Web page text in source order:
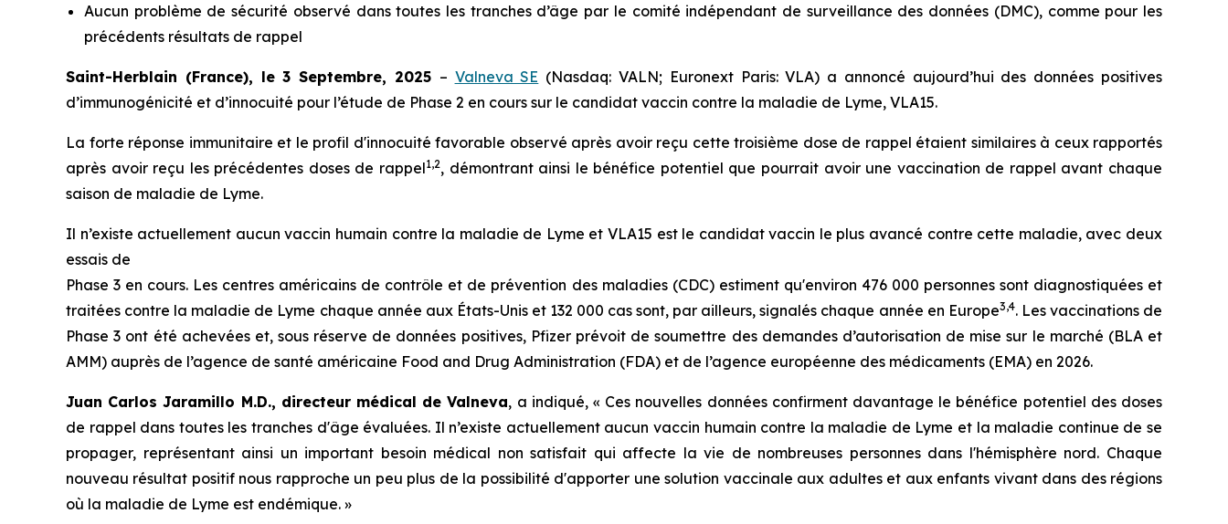
Aucun problème de sécurité observé dans toutes les tranches d’âge par le comité indépendant de surveillance des données (DMC), comme pour les
précédents résultats de rappel
Saint-Herblain (France), le 3 Septembre, 2025 – Valneva SE (Nasdaq: VALN; Euronext Paris: VLA) a annoncé aujourd’hui des données positives
d’immunogénicité et d’innocuité pour l’étude de Phase 2 en cours sur le candidat vaccin contre la maladie de Lyme, VLA15.
La forte réponse immunitaire et le profil d'innocuité favorable observé après avoir reçu cette troisième dose de rappel étaient similaires à ceux rapportés
après avoir reçu les précédentes doses de rappel1,2, démontrant ainsi le bénéfice potentiel que pourrait avoir une vaccination de rappel avant chaque
saison de maladie de Lyme.
Il n’existe actuellement aucun vaccin humain contre la maladie de Lyme et VLA15 est le candidat vaccin le plus avancé contre cette maladie, avec deux
essais de
Phase 3 en cours. Les centres américains de contrôle et de prévention des maladies (CDC) estiment qu'environ 476 000 personnes sont diagnostiquées et
traitées contre la maladie de Lyme chaque année aux États-Unis et 132 000 cas sont, par ailleurs, signalés chaque année en Europe3,4. Les vaccinations de
Phase 3 ont été achevées et, sous réserve de données positives, Pfizer prévoit de soumettre des demandes d’autorisation de mise sur le marché (BLA et
AMM) auprès de l’agence de santé américaine Food and Drug Administration (FDA) et de l’agence européenne des médicaments (EMA) en 2026.
Juan Carlos Jaramillo M.D., directeur médical de Valneva, a indiqué, « Ces nouvelles données confirment davantage le bénéfice potentiel des doses
de rappel dans toutes les tranches d'âge évaluées. Il n’existe actuellement aucun vaccin humain contre la maladie de Lyme et la maladie continue de se
propager, représentant ainsi un important besoin médical non satisfait qui affecte la vie de nombreuses personnes dans l'hémisphère nord. Chaque
nouveau résultat positif nous rapproche un peu plus de la possibilité d'apporter une solution vaccinale aux adultes et aux enfants vivant dans des régions
où la maladie de Lyme est endémique. »